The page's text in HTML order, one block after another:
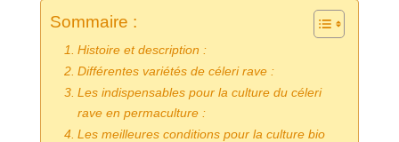
Sommaire :
Histoire et description :
Différentes variétés de céleri rave :
Les indispensables pour la culture du céleri
rave en permaculture :
Les meilleures conditions pour la culture bio